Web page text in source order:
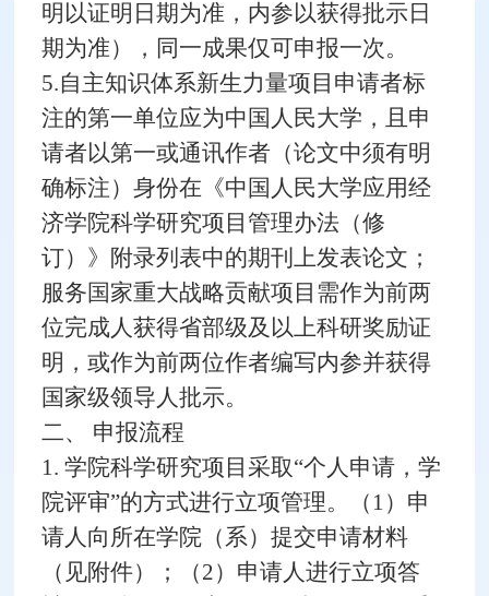
明以证明日期为准，内参以获得批示日
期为准），同一成果仅可申报一次。
5.自主知识体系新生力量项目申请者标
注的第一单位应为中国人民大学，且申
请者以第一或通讯作者（论文中须有明
确标注）身份在《中国人民大学应用经
济学院科学研究项目管理办法（修
订）》附录列表中的期刊上发表论文；
服务国家重大战略贡献项目需作为前两
位完成人获得省部级及以上科研奖励证
明，或作为前两位作者编写内参并获得
国家级领导人批示。
二、 申报流程
1. 学院科学研究项目采取“个人申请，学
院评审”的方式进行立项管理。（1）申
请人向所在学院（系）提交申请材料
（见附件）；（2）申请人进行立项答